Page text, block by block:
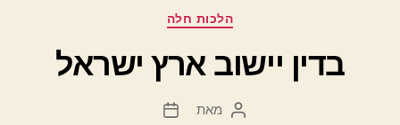
קטגוריות
הלכות חלה
בדין יישוב ארץ ישראל
המחבר
מאת
תאריך